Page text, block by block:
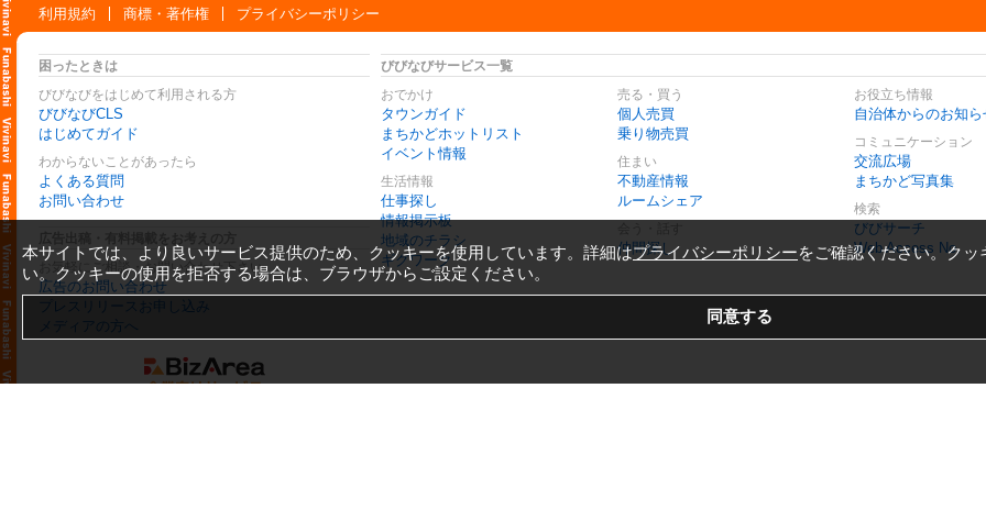
利用規約
商標・著作権 プライバシーポリシー
困ったときは
びびなびをはじめて利用される方
びびなびCLS
はじめてガイド
わからないことがあったら
よくある質問
お問い合わせ
お気軽にご相談・お問い合わせ下さい
広告のお問い合わせ
プレスリリースお申し込み
メディアの方へ
びびなびサービス一覧
おでかけ
タウンガイド
まちかどホットリスト
イベント情報
生活情報
仕事探し
情報掲示板
地域のチラシ
ギグワーク
売る・買う
個人売買
乗り物売買
住まい
不動産情報
ルームシェア
仲間探し
お役立ち情報
自治体からのお知ら
コミュニケーション
交流広場
まちかど写真集
検索
びびサーチ
Web Access No.
本サイトでは、より良いサービス提供のため、クッキーを使用しています。詳細はプライバシーポリシーをご確認ください。ク
い。クッキーの使用を拒否する場合は、ブラウザからご設定ください。